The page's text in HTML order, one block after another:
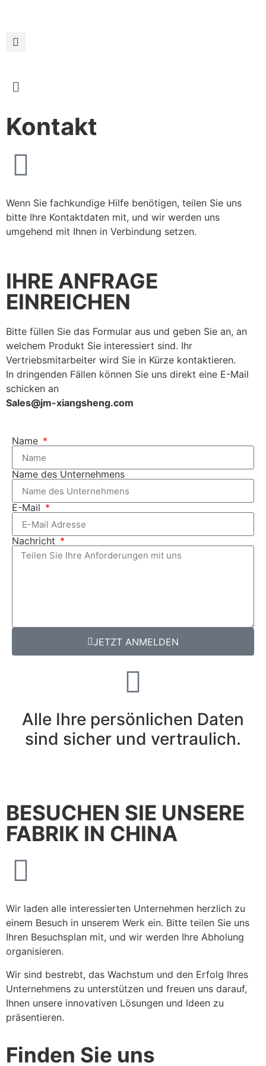
Kontakt
Wenn Sie fachkundige Hilfe benötigen, teilen Sie uns
bitte Ihre Kontaktdaten mit, und wir werden uns
umgehend mit Ihnen in Verbindung setzen.
IHRE ANFRAGE
EINREICHEN
Bitte füllen Sie das Formular aus und geben Sie an, an
welchem Produkt Sie interessiert sind. Ihr
Vertriebsmitarbeiter wird Sie in Kürze kontaktieren.
In dringenden Fällen können Sie uns direkt eine E-Mail
schicken an
Sales@jm-xiangsheng.com
Name
Name des Unternehmens
E-Mail
Nachricht
JETZT ANMELDEN
Alle Ihre persönlichen Daten
sind sicher und vertraulich.
BESUCHEN SIE UNSERE
FABRIK IN CHINA
Wir laden alle interessierten Unternehmen herzlich zu
einem Besuch in unserem Werk ein. Bitte teilen Sie uns
Ihren Besuchsplan mit, und wir werden Ihre Abholung
organisieren.
Wir sind bestrebt, das Wachstum und den Erfolg Ihres
Unternehmens zu unterstützen und freuen uns darauf,
Ihnen unsere innovativen Lösungen und Ideen zu
präsentieren.
Finden Sie uns